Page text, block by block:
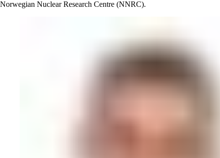
Norwegian Nuclear Research Centre (NNRC).